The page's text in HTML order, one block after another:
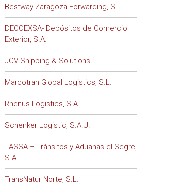
Bestway Zaragoza Forwarding, S.L.
DECOEXSA- Depósitos de Comercio
Exterior, S.A.
JCV Shipping & Solutions
Marcotran Global Logistics, S.L.
Rhenus Logistics, S.A.
Schenker Logistic, S.A.U.
TASSA – Tránsitos y Aduanas el Segre,
S.A.
TransNatur Norte, S.L.